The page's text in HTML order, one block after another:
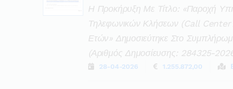
Η Προκήρυξη Με Τίτλο: «παροχή
Τηλεφωνικών Κλήσεων (call Center
Ετών» Δημοσιεύτηκε Στο
(αριθμός Δημοσίευσης: 284325-
28-04-2026 1.255.872,00